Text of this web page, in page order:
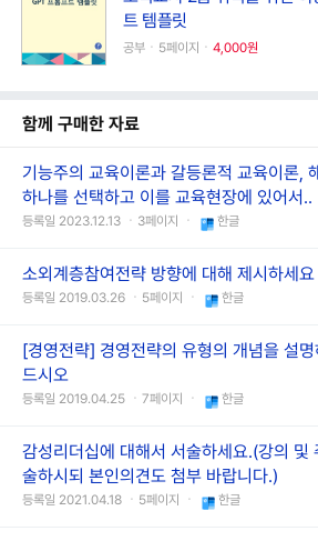
트 템플릿
공부ㆍ5페이지ㆍ 4,000원
함께 구매한 자료
기능주의 교육이론과 갈등론적 교육이론,
하나를 선택하고 이를 교육현장에 있어서..
등록일 2023.12.13 ㆍ3페이지 ㆍ 한글
소외계층참여전략 방향에 대해 제시하세요
등록일 2019.03.26 ㆍ5페이지 ㆍ 한글
[경영전략] 경영전략의 유형의 개념을 설
드시오
등록일 2019.04.25 ㆍ7페이지 ㆍ 한글
감성리더십에 대해서 서술하세요.(강의 및
술하시되 본인의견도 첨부 바랍니다.)
등록일 2021.04.18 ㆍ5페이지 ㆍ 한글